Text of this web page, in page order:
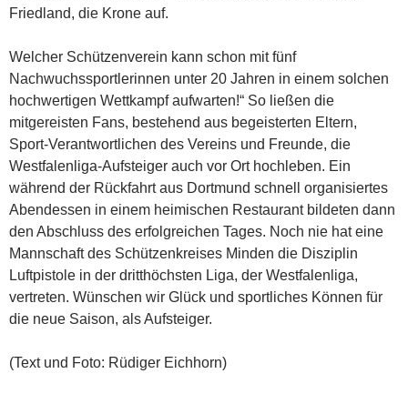
Friedland, die Krone auf.
Welcher Schützenverein kann schon mit fünf
Nachwuchssportlerinnen unter 20 Jahren in einem solchen
hochwertigen Wettkampf aufwarten!“ So ließen die
mitgereisten Fans, bestehend aus begeisterten Eltern,
Sport-Verantwortlichen des Vereins und Freunde, die
Westfalenliga-Aufsteiger auch vor Ort hochleben. Ein
während der Rückfahrt aus Dortmund schnell organisiertes
Abendessen in einem heimischen Restaurant bildeten dann
den Abschluss des erfolgreichen Tages. Noch nie hat eine
Mannschaft des Schützenkreises Minden die Disziplin
Luftpistole in der dritthöchsten Liga, der Westfalenliga,
vertreten. Wünschen wir Glück und sportliches Können für
die neue Saison, als Aufsteiger.
(Text und Foto: Rüdiger Eichhorn)